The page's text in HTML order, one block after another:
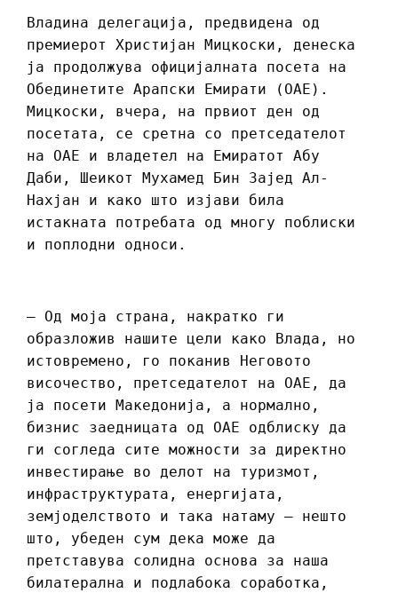
Владина делегација, предвидена од
премиерот Христијан Мицкоски, денеска
ја продолжува официјалната посета на
Обединетите Арапски Емирати (ОАЕ).
Мицкоски, вчера, на првиот ден од
посетата, се сретна со претседателот
на ОАЕ и владетел на Емиратот Абу
Даби, Шеикот Мухамед Бин Зајед Ал-
Нахјан и како што изјави била
истакната потребата од многу поблиски
и поплодни односи.
– Од моја страна, накратко ги
образложив нашите цели како Влада, но
истовремено, го поканив Неговото
височество, претседателот на ОАЕ, да
ја посети Македонија, а нормално,
бизнис заедницата од ОАЕ одблиску да
ги согледа сите можности за директно
инвестирање во делот на туризмот,
инфраструктурата, енергијата,
земјоделството и така натаму – нешто
што, убеден сум дека може да
претставува солидна основа за наша
билатерална и подлабока соработка,